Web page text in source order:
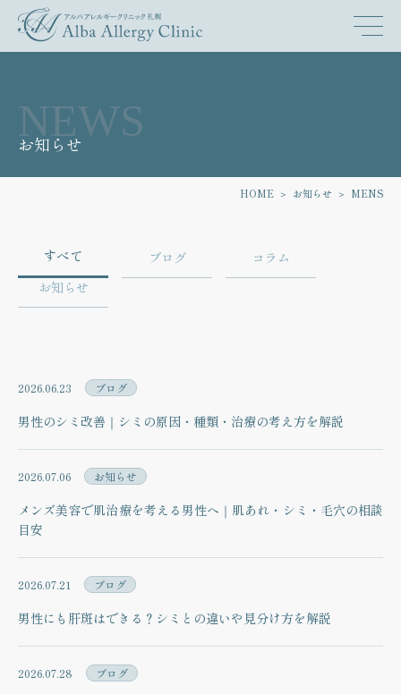
NEWS
お知らせ
HOME お知らせ MENS
すべて ブログ
コラム
お知らせ
2026.06.23 ブログ
男性のシミ改善｜シミの原因・種類・治療の考え方を解説
2026.07.06 お知らせ
メンズ美容で肌治療を考える男性へ｜肌あれ・シミ・毛穴の相談
目安
2026.07.21 ブログ
男性にも肝斑はできる？シミとの違いや見分け方を解説
2026.07.28 ブログ